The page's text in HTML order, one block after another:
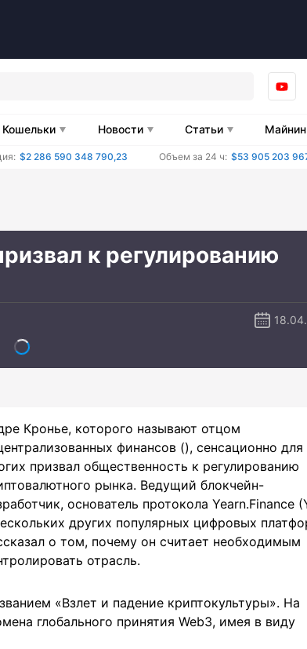
Кошельки Новости Статьи
$2 286 590 348 790,23 Объем за 24 ч: $53 905 203
к регулированию
Кронье, которого называют отцом
финансов (), сенсационно для
призвал общественность к регулированию
рынка. Ведущий блокчейн-
основатель протокола Yearn.Finance
других популярных цифровых
о том, почему он считает необходимым
отрасль.
«Взлет и падение криптокультуры». На
глобального принятия Web3, имея в виду